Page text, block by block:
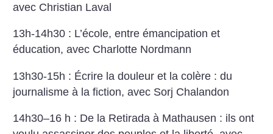
avec Christian Laval
13h-14h30 : L’école, entre émancipation et
éducation, avec Charlotte Nordmann
13h30-15h : Écrire la douleur et la colère : du
journalisme à la fiction, avec Sorj Chalandon
14h30–16 h : De la Retirada à Mathausen : ils ont